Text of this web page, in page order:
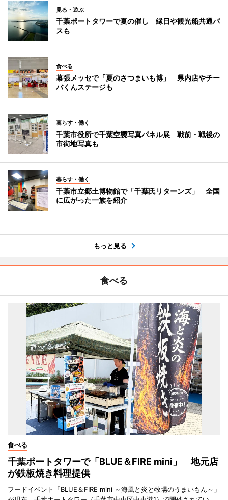
見る・遊ぶ
千葉ポートタワーで夏の催し 縁日や観光船共通パ
スも
食べる
幕張メッセで「夏のさつまいも博」 県内店やチー
バくんステージも
暮らす・働く
千葉市役所で千葉空襲写真パネル展 戦前・戦後の
市街地写真も
暮らす・働く
千葉市立郷土博物館で「千葉氏リターンズ」 全国
に広がった一族を紹介
もっと見る
食べる
食べる
千葉ポートタワーで「BLUE＆FIRE mini」 地元店
が鉄板焼き料理提供
フードイベント「BLUE＆FIRE mini ～海風と炎と牧場のうまいもん～」